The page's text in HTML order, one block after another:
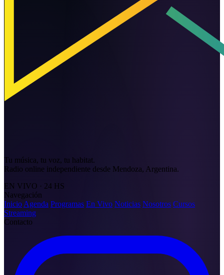
Tu música, tu voz, tu habitat.
Radio online independiente desde Mendoza, Argentina.
EN VIVO · 24 HS
Navegación
Inicio Agenda Programas En Vivo Noticias Nosotros Cursos
Streaming
Contacto